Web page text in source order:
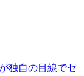
独自の目線でセ